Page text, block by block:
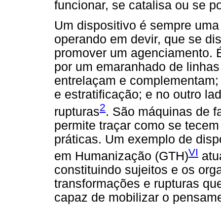
funcionar, se catalisa ou se
Um dispositivo é sempre
operando em devir, que se
promover um agenciamento.
por um emaranhado de
entrelaçam e
e estratificação; e no outro
rupturas2. São máquinas de
permite traçar como se
práticas. Um exemplo de
em Humanização (GTH)VI
constituindo sujeitos e os
transformações e rupturas
capaz de mobilizar o